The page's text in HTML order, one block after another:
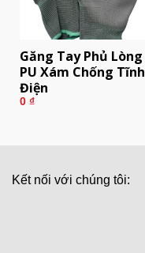
Găng Tay Phủ Lòng
PU Xám Chống Tĩnh
Điện
0 ₫
Kết nối với chúng tôi: